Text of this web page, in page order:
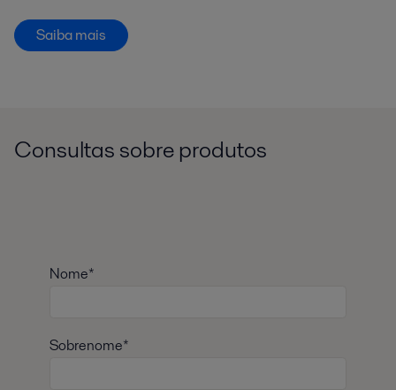
Saiba mais
Consultas sobre produtos
Nome*
Sobrenome*